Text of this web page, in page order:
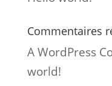
Commentaires
A WordPress
world!